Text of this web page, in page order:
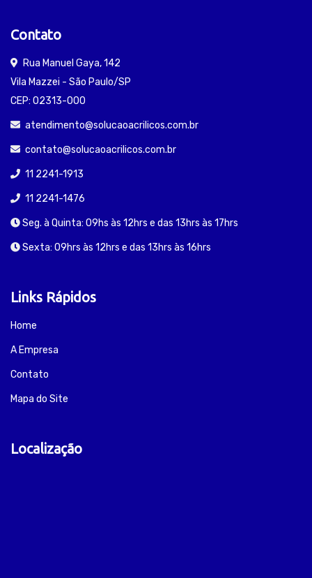
Contato
Rua Manuel Gaya, 142
Vila Mazzei - São Paulo/SP
CEP: 02313-000
atendimento@solucaoacrilicos.com.br
contato@solucaoacrilicos.com.br
11 2241-1913
11 2241-1476
Seg. à Quinta: 09hs às 12hrs e das 13hrs às 17hrs
Sexta: 09hrs às 12hrs e das 13hrs às 16hrs
Links Rápidos
Home
A Empresa
Contato
Mapa do Site
Localização